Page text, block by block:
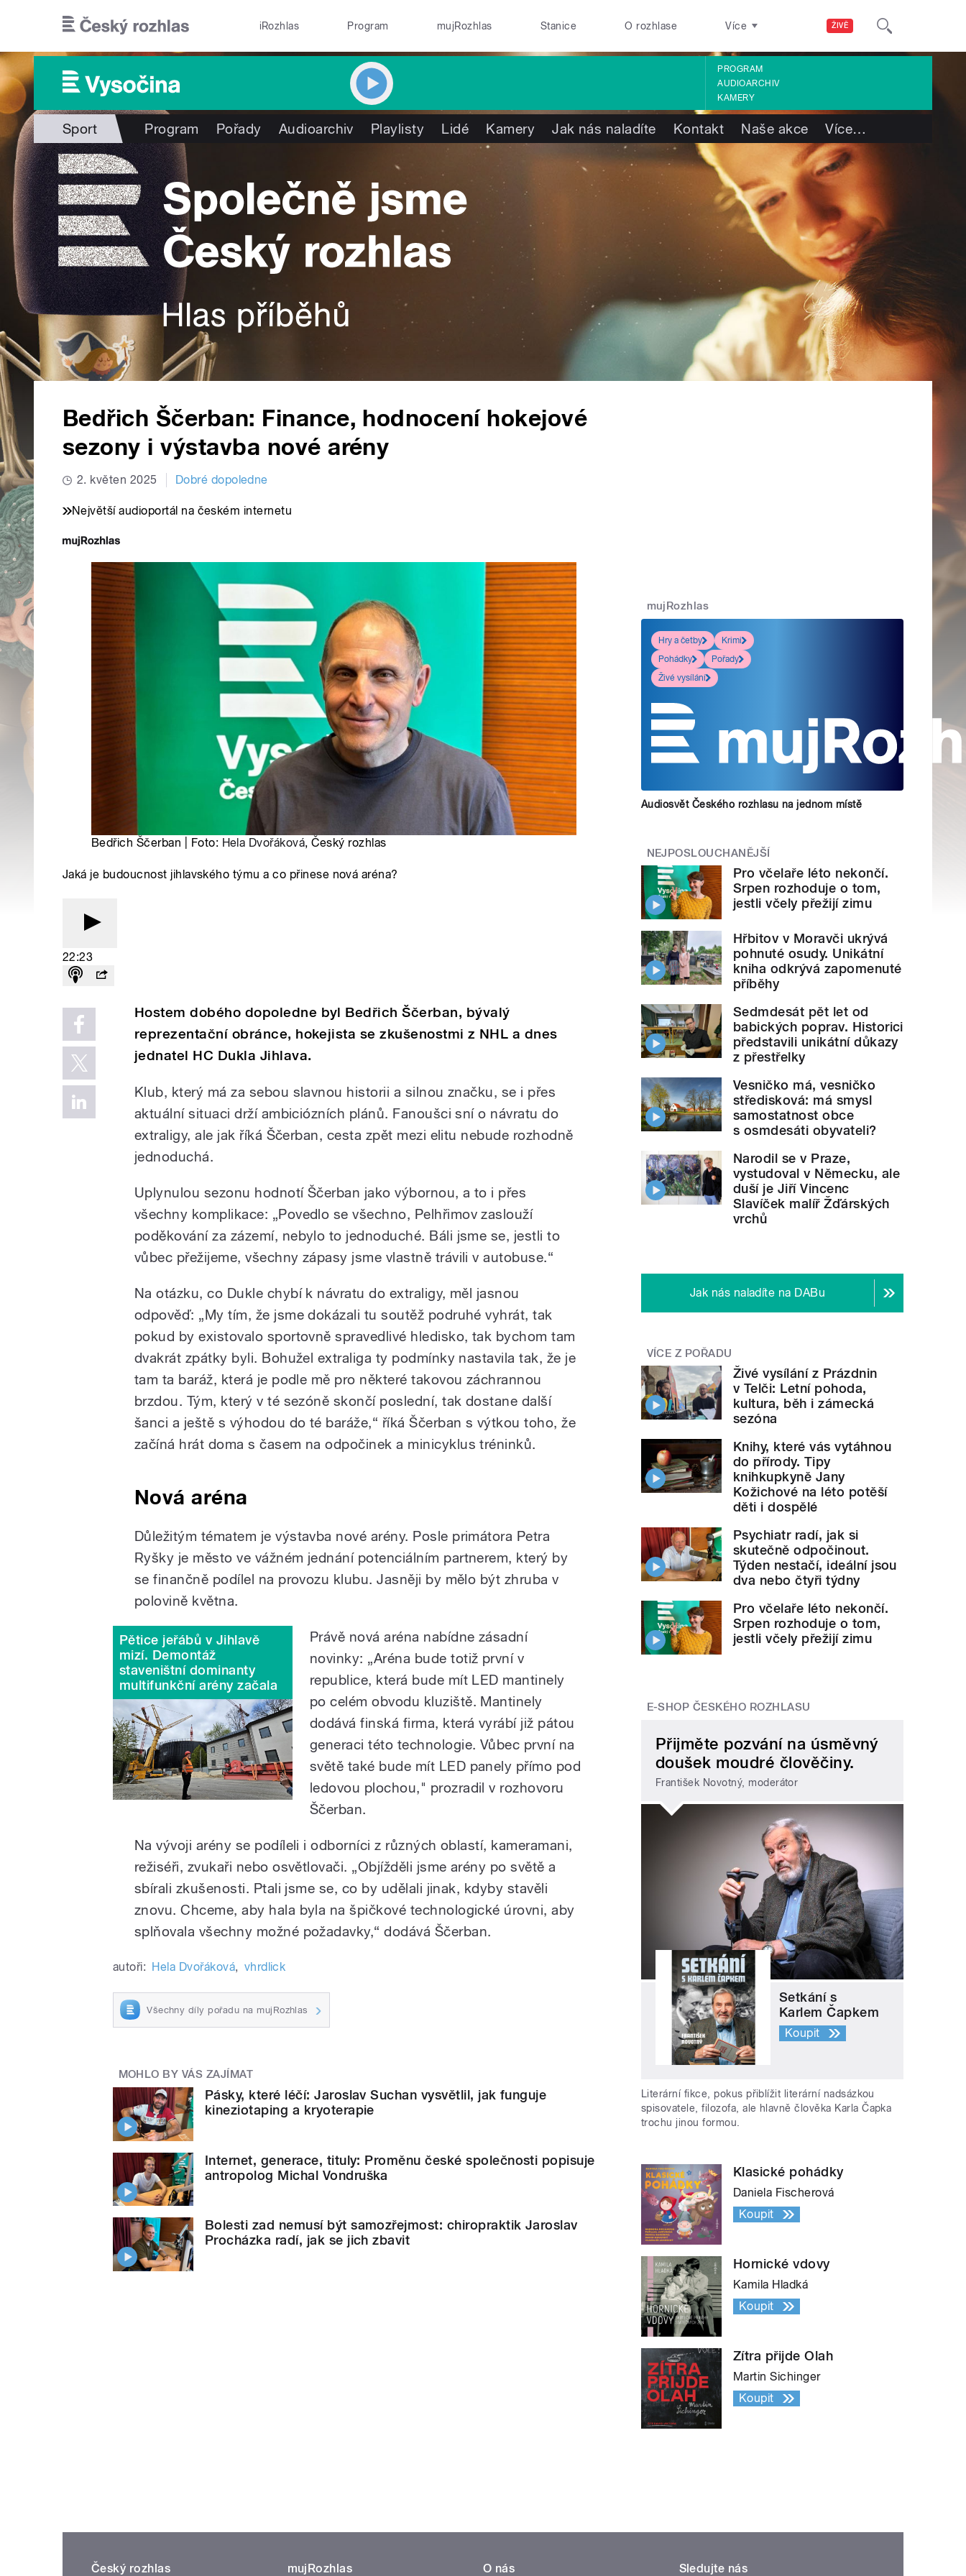
ŽIVĚ
iRozhlas Program mujRozhlas Stanice O rozhlase Více
PROGRAM
AUDIOARCHIV
KAMERY
Sport Program Pořady Audioarchiv Playlisty Lidé Kamery Jak nás naladíte Kontakt Naše akce Více…
Bedřich Ščerban: Finance, hodnocení hokejové
sezony i výstavba nové arény
2. květen 2025 Dobré dopoledne
Největší audioportál na českém internetu
Bedřich Ščerban | Foto: Hela Dvořáková, Český rozhlas
Jaká je budoucnost jihlavského týmu a co přinese nová aréna?
22:23
Hostem dobého dopoledne byl Bedřich Ščerban, bývalý
reprezentační obránce, hokejista se zkušenostmi z NHL a dnes
jednatel HC Dukla Jihlava.
Klub, který má za sebou slavnou historii a silnou značku, se i přes
aktuální situaci drží ambiciózních plánů. Fanoušci sní o návratu do
extraligy, ale jak říká Ščerban, cesta zpět mezi elitu nebude rozhodně
jednoduchá.
Uplynulou sezonu hodnotí Ščerban jako výbornou, a to i přes
všechny komplikace: „Povedlo se všechno, Pelhřimov zaslouží
poděkování za zázemí, nebylo to jednoduché. Báli jsme se, jestli to
vůbec přežijeme, všechny zápasy jsme vlastně trávili v autobuse.“
Na otázku, co Dukle chybí k návratu do extraligy, měl jasnou
odpověď: „My tím, že jsme dokázali tu soutěž podruhé vyhrát, tak
pokud by existovalo sportovně spravedlivé hledisko, tak bychom tam
dvakrát zpátky byli. Bohužel extraliga ty podmínky nastavila tak, že je
tam ta baráž, která je podle mě pro některé takovou záchrannou
brzdou. Tým, který v té sezóně skončí poslední, tak dostane další
šanci a ještě s výhodou do té baráže,“ říká Ščerban s výtkou toho, že
začíná hrát doma s časem na odpočinek a minicyklus tréninků.
Nová aréna
Důležitým tématem je výstavba nové arény. Posle primátora Petra
Ryšky je město ve vážném jednání potenciálním partnerem, který by
se finančně podílel na provozu klubu. Jasněji by mělo být zhruba v
polovině května.
Pětice jeřábů v Jihlavě
mizí. Demontáž
staveništní dominanty
multifunkční arény začala
Právě nová aréna nabídne zásadní
novinky: „Aréna bude totiž první v
republice, která bude mít LED mantinely
po celém obvodu kluziště. Mantinely
dodává finská firma, která vyrábí již pátou
generaci této technologie. Vůbec první na
světě také bude mít LED panely přímo pod
ledovou plochou," prozradil v rozhovoru
Ščerban.
Na vývoji arény se podíleli i odborníci z různých oblastí, kameramani,
režiséři, zvukaři nebo osvětlovači. „Objížděli jsme arény po světě a
sbírali zkušenosti. Ptali jsme se, co by udělali jinak, kdyby stavěli
znovu. Chceme, aby hala byla na špičkové technologické úrovni, aby
splňovala všechny možné požadavky,“ dodává Ščerban.
autoři: Hela Dvořáková, vhrdlick
Všechny díly pořadu na mujRozhlas
MOHLO BY VÁS ZAJÍMAT
Pásky, které léčí: Jaroslav Suchan vysvětlil, jak funguje
kineziotaping a kryoterapie
Internet, generace, tituly: Proměnu české společnosti popisuje
antropolog Michal Vondruška
Bolesti zad nemusí být samozřejmost: chiropraktik Jaroslav
Procházka radí, jak se jich zbavit
mujRozhlas
Hry a četby
Krimi
Pohádky
Pořady
Živé vysílání
Audiosvět Českého rozhlasu na jednom místě
NEJPOSLOUCHANĚJŠÍ
Pro včelaře léto nekončí.
Srpen rozhoduje o tom,
jestli včely přežijí zimu
Hřbitov v Moravči ukrývá
pohnuté osudy. Unikátní
kniha odkrývá zapomenuté
příběhy
Sedmdesát pět let od
babických poprav. Historici
představili unikátní důkazy
z přestřelky
Vesničko má, vesničko
středisková: má smysl
samostatnost obce
s osmdesáti obyvateli?
Narodil se v Praze,
vystudoval v Německu, ale
duší je Jiří Vincenc
Slavíček malíř Žďárských
vrchů
Jak nás naladíte na DABu
VÍCE Z POŘADU
Živé vysílání z Prázdnin
v Telči: Letní pohoda,
kultura, běh i zámecká
sezóna
Knihy, které vás vytáhnou
do přírody. Tipy
knihkupkyně Jany
Kožichové na léto potěší
děti i dospělé
Psychiatr radí, jak si
skutečně odpočinout.
Týden nestačí, ideální jsou
dva nebo čtyři týdny
Pro včelaře léto nekončí.
Srpen rozhoduje o tom,
jestli včely přežijí zimu
E-SHOP ČESKÉHO ROZHLASU
Přijměte pozvání na úsměvný
doušek moudré člověčiny.
František Novotný, moderátor
Setkání s
Karlem Čapkem
Koupit
Literární fikce, pokus přiblížit literární nadsázkou
spisovatele, filozofa, ale hlavně člověka Karla Čapka
trochu jinou formou.
Klasické pohádky
Daniela Fischerová
Koupit
Hornické vdovy
Kamila Hladká
Koupit
Zítra přijde Olah
Martin Sichinger
Koupit
Český rozhlas mujRozhlas O nás Sledujte nás